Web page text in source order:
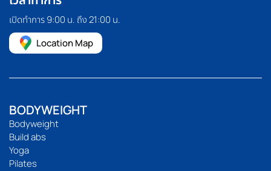
เปิดทำการ 9:00 น. ถึง 21:00 น.
Location Map
BODYWEIGHT
Bodyweight
Build abs
Yoga
Pilates